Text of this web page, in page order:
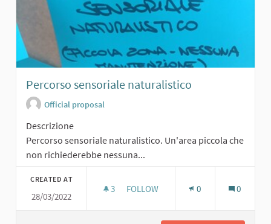
Percorso sensoriale naturalistico
Official proposal
Descrizione
Percorso sensoriale naturalistico. Un'area piccola che
non richiederebbe nessuna...
CREATED AT
28/03/2022
3 3 FOLLOWERS
FOLLOW 0 0